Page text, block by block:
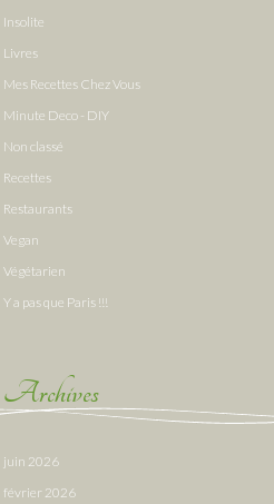
Insolite
Livres
Mes Recettes Chez Vous
Minute Deco - DIY
Non classé
Recettes
Restaurants
Vegan
Végétarien
Y a pas que Paris !!!
Archives
juin 2026
février 2026